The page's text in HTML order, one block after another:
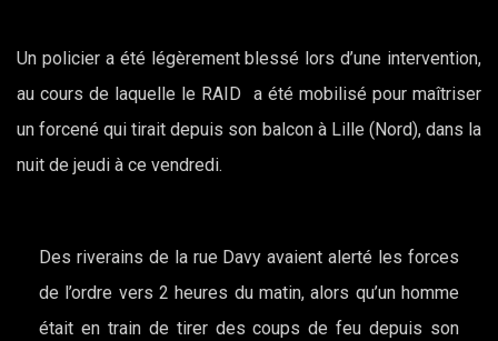
Un policier a été légèrement blessé lors d’une intervention,
au cours de laquelle le RAID a été mobilisé pour maîtriser
un forcené qui tirait depuis son balcon à Lille (Nord), dans la
nuit de jeudi à ce vendredi.
Des riverains de la rue Davy avaient alerté les forces
de l’ordre vers 2 heures du matin, alors qu’un homme
était en train de tirer des coups de feu depuis son